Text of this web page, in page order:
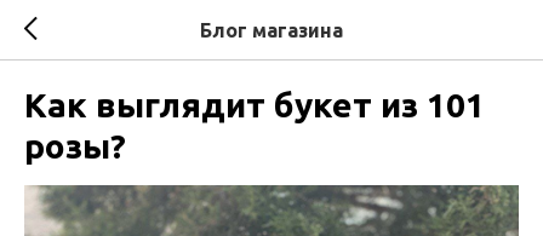
Блог магазина
Как выглядит букет из 101
розы?